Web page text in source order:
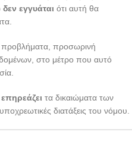
δεν εγγυάται ότι αυτή θα
προβλήματα, προσωρινή
στο μέτρο που αυτό
τα δικαιώματα των
διατάξεις του νόμου.